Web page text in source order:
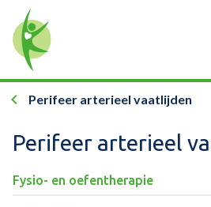
Perifeer arterieel vaatlijden
Perifeer arterieel
Fysio- en oefentherapie